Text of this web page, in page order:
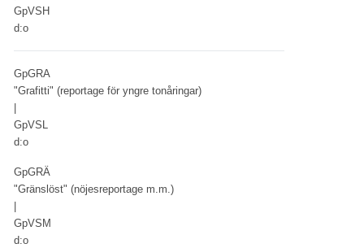
GpVSH
d:o
GpGRA
"Grafitti" (reportage för yngre tonåringar)
GpVSL
d:o
GpGRÄ
"Gränslöst" (nöjesreportage m.m.)
GpVSM
d:o